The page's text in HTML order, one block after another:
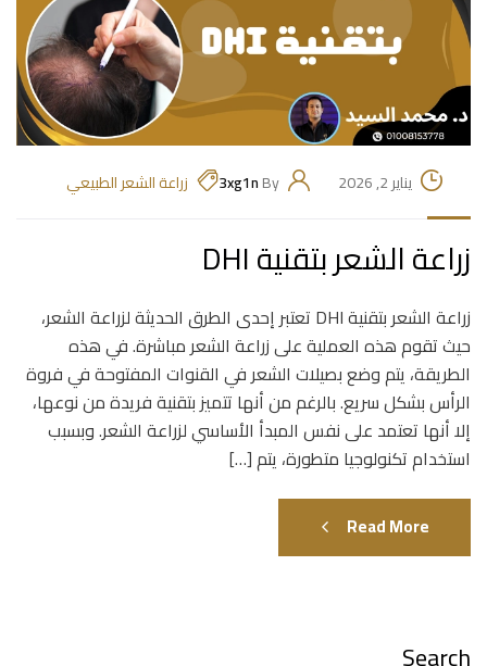
يناير 2, 2026 By
3xg1n زراعة الشعر الطبيعي
زراعة الشعر بتقنية DHI
زراعة الشعر بتقنية DHI تعتبر إحدى الطرق الحديثة لزراعة الشعر،
حيث تقوم هذه العملية على زراعة الشعر مباشرة. في هذه
الطريقة، يتم وضع بصيلات الشعر في القنوات المفتوحة في فروة
الرأس بشكل سريع. بالرغم من أنها تتميز بتقنية فريدة من نوعها،
إلا أنها تعتمد على نفس المبدأ الأساسي لزراعة الشعر. وبسبب
استخدام تكنولوجيا متطورة، يتم […]
Read More